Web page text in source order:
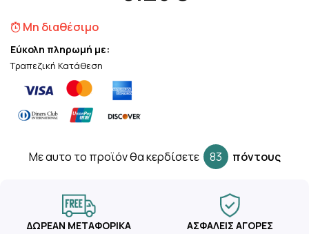
Μη διαθέσιμο
Εύκολη πληρωμή με:
Τραπεζική Κατάθεση
Mε αυτο το προϊόν θα κερδίσετε 83 πόντους
ΔΩΡΕΆΝ ΜΕΤΑΦΟΡΙΚΆ
ΑΣΦΑΛΕΊΣ ΑΓΟΡΈΣ